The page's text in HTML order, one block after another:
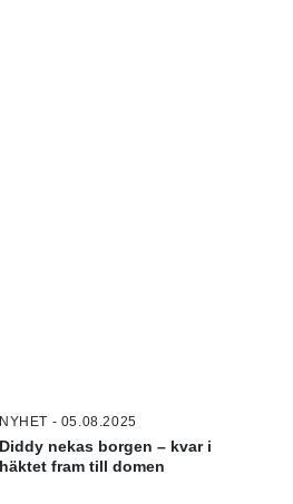
NYHET - 05.08.2025
Diddy nekas borgen – kvar i
häktet fram till domen